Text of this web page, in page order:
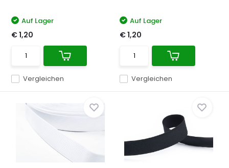
Vergleichen
Auf Lager
€ 1,20
Vergleichen
Auf Lager
€ 1,20